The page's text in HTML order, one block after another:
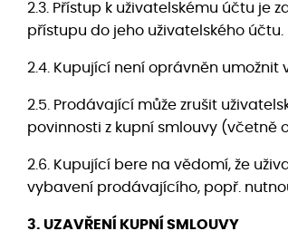
2.3. Přístup k uživatelskému účtu
přístupu do jeho uživatelského účtu.
2.4. Kupující není oprávněn
2.5. Prodávající může zrušit
povinnosti z kupní smlouvy (včetně
2.6. Kupující bere na vědomí, že
vybavení prodávajícího, popř.
3. UZAVŘENÍ KUPNÍ SMLOUVY